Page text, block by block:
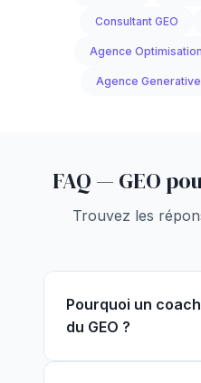
Consultant GEO
Agence
Agence
FAQ — GEO
Trouvez les
Pourquoi un
du GEO ?